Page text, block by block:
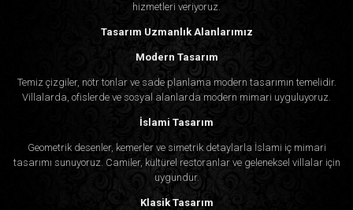
hizmetleri veriyoruz.
Tasarım Uzmanlık Alanlarımız
Modern Tasarım
Temiz çizgiler, nötr tonlar ve sade planlama modern tasarımın temelidir.
Villalarda, ofislerde ve sosyal alanlarda modern mimari uyguluyoruz.
İslami Tasarım
Geometrik desenler, kemerler ve simetrik detaylarla İslami iç mimari
tasarımı sunuyoruz. Camiler, kültürel restoranlar ve geleneksel villalar için
uygundur.
Klasik Tasarım